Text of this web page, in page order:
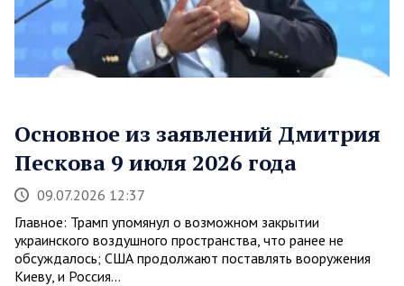
Основное из заявлений Дмитрия
Пескова 9 июля 2026 года
09.07.2026 12:37
Главное: Трамп упомянул о возможном закрытии
украинского воздушного пространства, что ранее не
обсуждалось; США продолжают поставлять вооружения
Киеву, и Россия…